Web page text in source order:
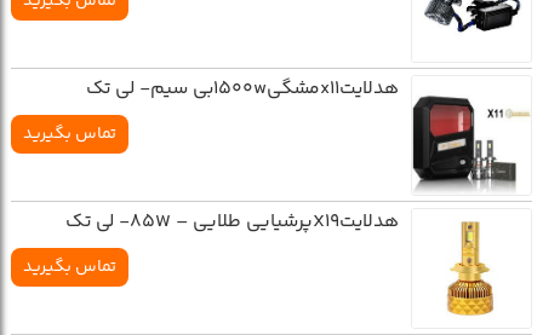
هدلايتx11مشگي1500wبي سيم- لي تک
تماس بگیرید
هدلايتX19پرشيايي طلايي – 85W- لي تک
تماس بگیرید